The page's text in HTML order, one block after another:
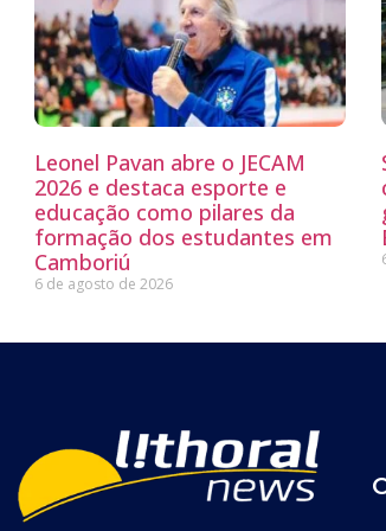
Leonel Pavan abre o JECAM
2026 e destaca esporte e
educação como pilares da
formação dos estudantes em
Camboriú
6 de agosto de 2026